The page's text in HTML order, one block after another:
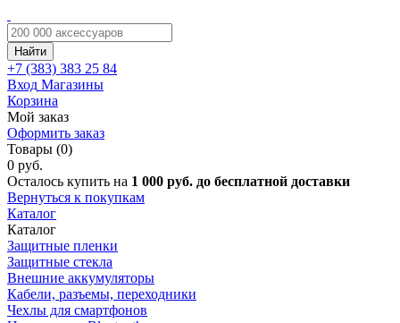
Найти
+7 (383) 383 25 84
Вход Магазины
Корзина
Мой заказ
Оформить заказ
Товары (0)
0 руб.
Осталось купить на 1 000 руб. до бесплатной доставки
Вернуться к покупкам
Каталог
Каталог
Защитные пленки
Защитные стекла
Внешние аккумуляторы
Кабели, разъемы, переходники
Чехлы для смартфонов